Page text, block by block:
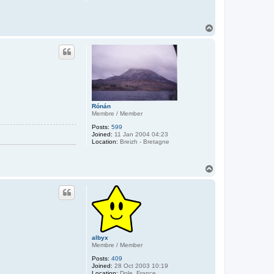
Rónán
Membre / Member
Posts: 599
Joined: 11 Jan 2004 04:23
Location: Breizh - Bretagne
albyx
Membre / Member
Posts: 409
Joined: 28 Oct 2003 10:19